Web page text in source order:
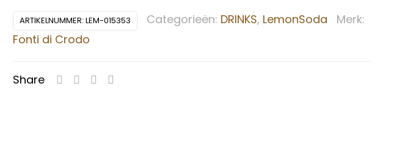
ARTIKELNUMMER: LEM-015353 Categorieën: DRINKS, LemonSoda
Merk:
Fonti di Crodo
Share